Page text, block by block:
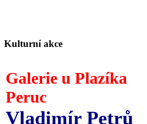
Kulturní akce
Galerie u Plazíka
Peruc
Vladimír Petrů